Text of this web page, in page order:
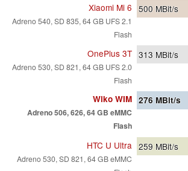
Xiaomi Mi 6
Adreno 540, SD 835, 64 GB UFS 2.1
Flash
500 MBit/s
OnePlus 3T
Adreno 530, SD 821, 64 GB UFS 2.0
Flash
313 MBit/s
Wiko WIM
Adreno 506, 626, 64 GB eMMC
Flash
276 MBit/s
HTC U Ultra
Adreno 530, SD 821, 64 GB eMMC
259 MBit/s